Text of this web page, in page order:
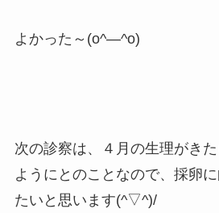
よかった～(o^―^o)
次の診察は、４月の生理がき
ようにとのことなので、採卵
たいと思います(^▽^)/